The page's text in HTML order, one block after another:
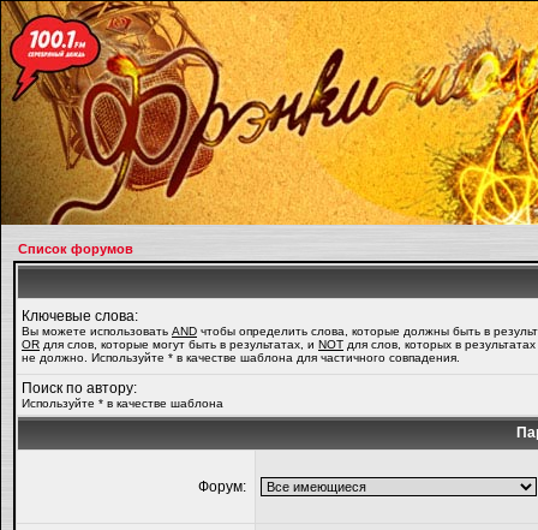
Список форумов
Ключевые слова:
Вы можете использовать AND чтобы определить слова, которые должны быть в
OR для слов, которые могут быть в результатах, и NOT для слов, которых в
не должно. Используйте * в качестве шаблона для частичного совпадения.
Поиск по автору:
Используйте * в качестве шаблона
Форум: